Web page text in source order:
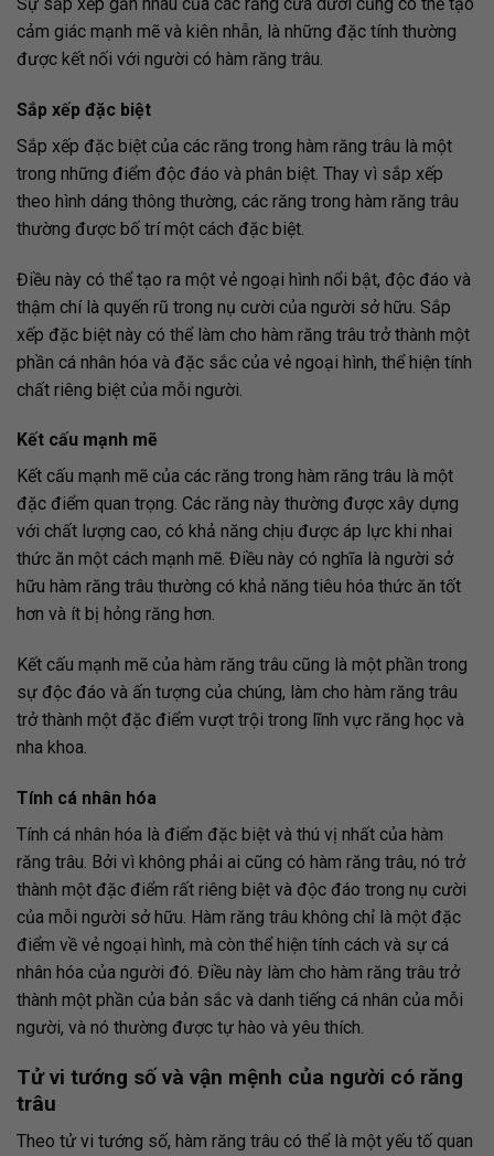
cảm giác mạnh mẽ và kiên nhẫn, là những đặc tính thường
được kết nối với người có hàm răng trâu.
Sắp xếp đặc biệt
Sắp xếp đặc biệt của các răng trong hàm răng trâu là một
trong những điểm độc đáo và phân biệt. Thay vì sắp xếp
theo hình dáng thông thường, các răng trong hàm răng trâu
thường được bố trí một cách đặc biệt.
Điều này có thể tạo ra một vẻ ngoại hình nổi bật, độc đáo và
thậm chí là quyến rũ trong nụ cười của người sở hữu. Sắp
xếp đặc biệt này có thể làm cho hàm răng trâu trở thành một
phần cá nhân hóa và đặc sắc của vẻ ngoại hình, thể hiện tính
chất riêng biệt của mỗi người.
Kết cấu mạnh mẽ
Kết cấu mạnh mẽ của các răng trong hàm răng trâu là một
đặc điểm quan trọng. Các răng này thường được xây dựng
với chất lượng cao, có khả năng chịu được áp lực khi nhai
thức ăn một cách mạnh mẽ. Điều này có nghĩa là người sở
hữu hàm răng trâu thường có khả năng tiêu hóa thức ăn tốt
hơn và ít bị hỏng răng hơn.
Kết cấu mạnh mẽ của hàm răng trâu cũng là một phần trong
sự độc đáo và ấn tượng của chúng, làm cho hàm răng trâu
trở thành một đặc điểm vượt trội trong lĩnh vực răng học và
nha khoa.
Tính cá nhân hóa
Tính cá nhân hóa là điểm đặc biệt và thú vị nhất của hàm
răng trâu. Bởi vì không phải ai cũng có hàm răng trâu, nó trở
thành một đặc điểm rất riêng biệt và độc đáo trong nụ cười
của mỗi người sở hữu. Hàm răng trâu không chỉ là một đặc
điểm về vẻ ngoại hình, mà còn thể hiện tính cách và sự cá
nhân hóa của người đó. Điều này làm cho hàm răng trâu trở
thành một phần của bản sắc và danh tiếng cá nhân của mỗi
người, và nó thường được tự hào và yêu thích.
Tử vi tướng số và vận mệnh của người có răng
trâu
Theo tử vi tướng số, hàm răng trâu có thể là một yếu tố quan